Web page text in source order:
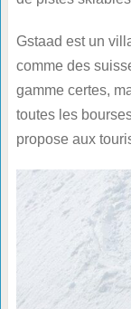
Gstaad est un
comme des
gamme certes,
toutes les
propose aux